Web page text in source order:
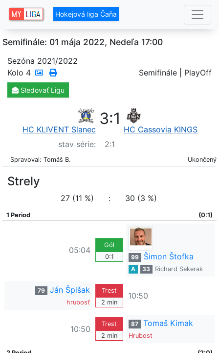
Hokejová liga Čaňa
Semifinále: 01 mája 2022, Nedeľa 17:00
Sezóna 2021/2022
Kolo 4 Semifinále | PlayOff
Sledovať Ligu
HC KLIVENT Slanec
3:1
HC Cassovia KINGS
stav série:
2:1
Spravoval: Tomáš B. Ukončený
Strely
27 (11 %) : 30 (3 %)
1 Period (0:1)
05:04
Gól
0:1
99 Šimon Štofka
A 33 Richard Sekerak
79 Ján Špišak
hrubosť
Trest
2 min
10:50
10:50
Trest
2 min
87 Tomaš Kimak
Hrubost